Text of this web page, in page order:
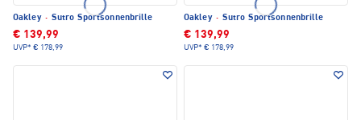
Oakley · Sutro Sportsonnenbrille
€ 139,99
UVP* € 178,99
Oakley · Sutro Sportsonnenbrille
€ 139,99
UVP* € 178,99